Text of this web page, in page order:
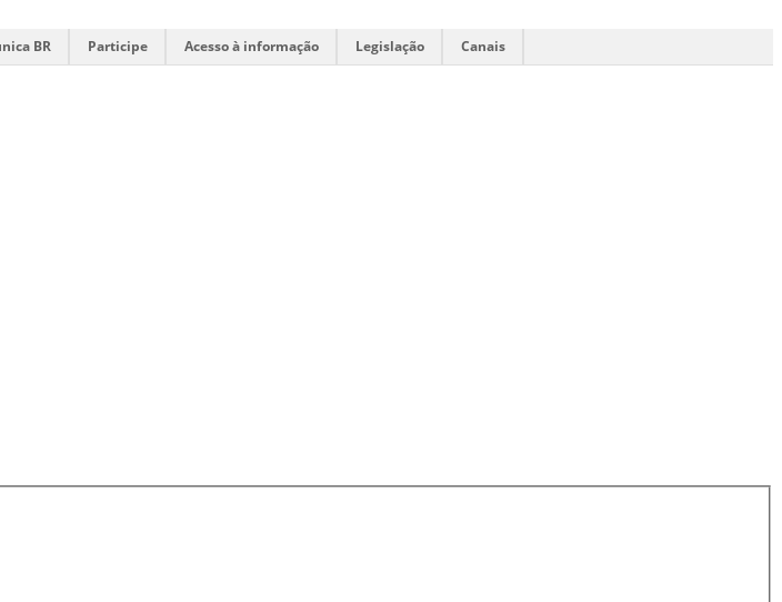
BR Participe Acesso à informação Legislação Canais